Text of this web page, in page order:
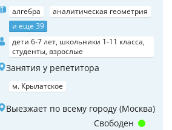
алгебра
аналитическая геометрия
и еще 39
дети 6-7 лет, школьники 1-11 класса,
студенты, взрослые
Занятия у репетитора
м. Крылатское
Выезжает по всему городу (Москва)
Свободен